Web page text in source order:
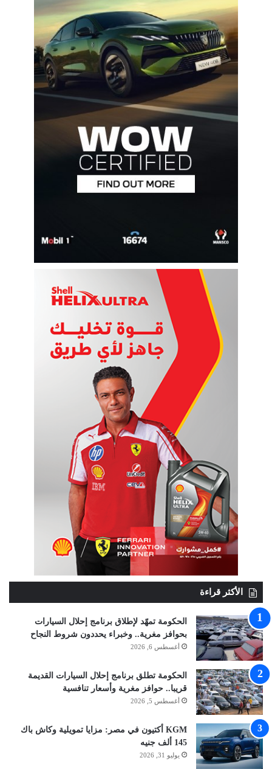
الأكثر قراءة
الحكومة تمهّد لإطلاق برنامج إحلال السيارات
بحوافز مغرية.. وخبراء يحددون شروط النجاح
أغسطس 6, 2026
الحكومة تطلق برنامج إحلال السيارات القديمة
قريبا.. حوافز مغرية وأسعار تنافسية
أغسطس 5, 2026
KGM أكتيون في مصر: مزايا تمويلية وكاش باك
145 ألف جنيه
يوليو 31, 2026